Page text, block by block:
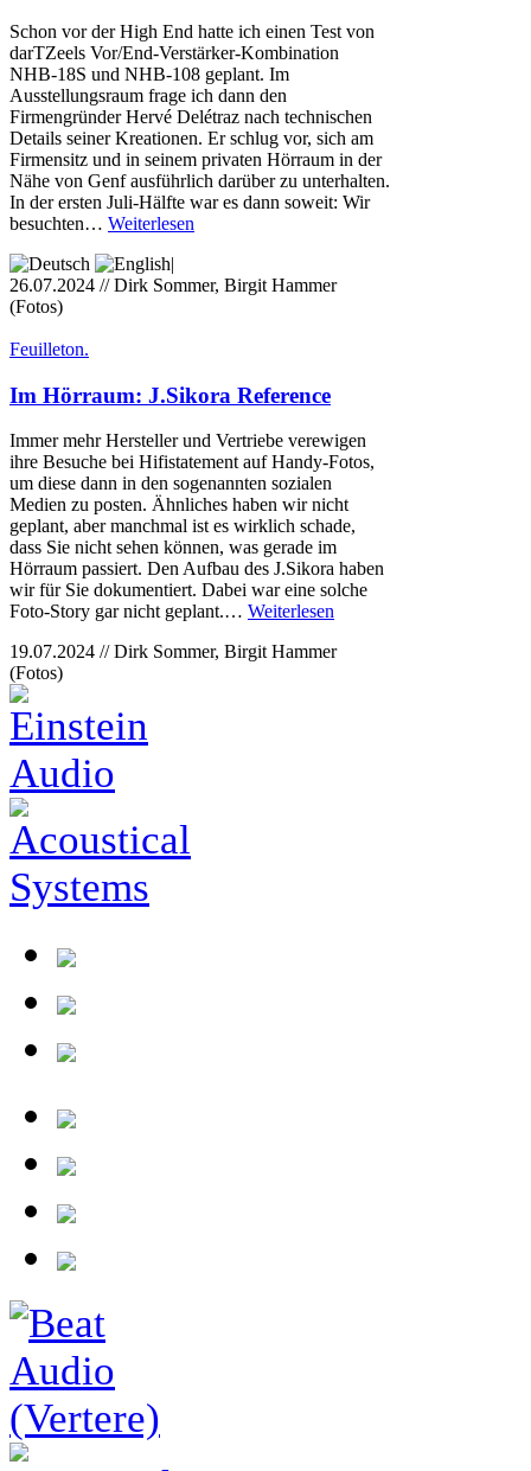
Schon vor der High End hatte ich einen Test von
darTZeels Vor/End-Verstärker-Kombination
NHB-18S und NHB-108 geplant. Im
Ausstellungsraum frage ich dann den
Firmengründer Hervé Delétraz nach technischen
Details seiner Kreationen. Er schlug vor, sich am
Firmensitz und in seinem privaten Hörraum in der
Nähe von Genf ausführlich darüber zu unterhalten.
In der ersten Juli-Hälfte war es dann soweit: Wir
besuchten… Weiterlesen
|
26.07.2024 // Dirk Sommer, Birgit Hammer
(Fotos)
Feuilleton.
Im Hörraum: J.Sikora Reference
Immer mehr Hersteller und Vertriebe verewigen
ihre Besuche bei Hifistatement auf Handy-Fotos,
um diese dann in den sogenannten sozialen
Medien zu posten. Ähnliches haben wir nicht
geplant, aber manchmal ist es wirklich schade,
dass Sie nicht sehen können, was gerade im
Hörraum passiert. Den Aufbau des J.Sikora haben
wir für Sie dokumentiert. Dabei war eine solche
Foto-Story gar nicht geplant.… Weiterlesen
19.07.2024 // Dirk Sommer, Birgit Hammer
(Fotos)